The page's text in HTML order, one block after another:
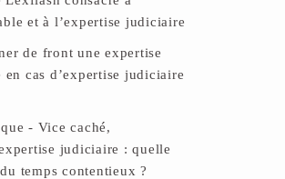
et à l’expertise judiciaire
de front une expertise
cas d’expertise judiciaire
- Vice caché,
judiciaire : quelle
temps contentieux ?